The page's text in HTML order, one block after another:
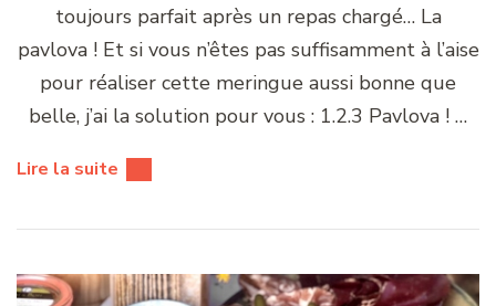
toujours parfait après un repas chargé… La
pavlova ! Et si vous n’êtes pas suffisamment à l’aise
pour réaliser cette meringue aussi bonne que
belle, j’ai la solution pour vous : 1.2.3 Pavlova ! …
Lire la suite